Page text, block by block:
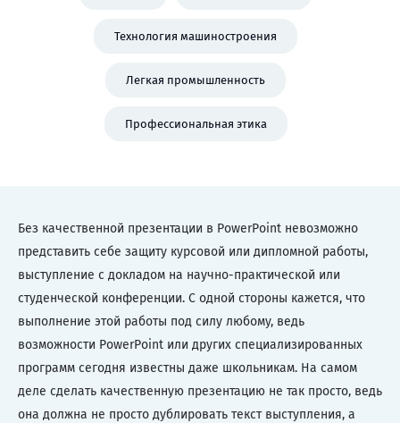
Технология машиностроения
Легкая промышленность
Профессиональная этика
Без качественной презентации в PowerPoint невозможно
представить себе защиту курсовой или дипломной работы,
выступление с докладом на научно-практической или
студенческой конференции. С одной стороны кажется, что
выполнение этой работы под силу любому, ведь
возможности PowerPoint или других специализированных
программ сегодня известны даже школьникам. На самом
деле сделать качественную презентацию не так просто, ведь
она должна не просто дублировать текст выступления, а